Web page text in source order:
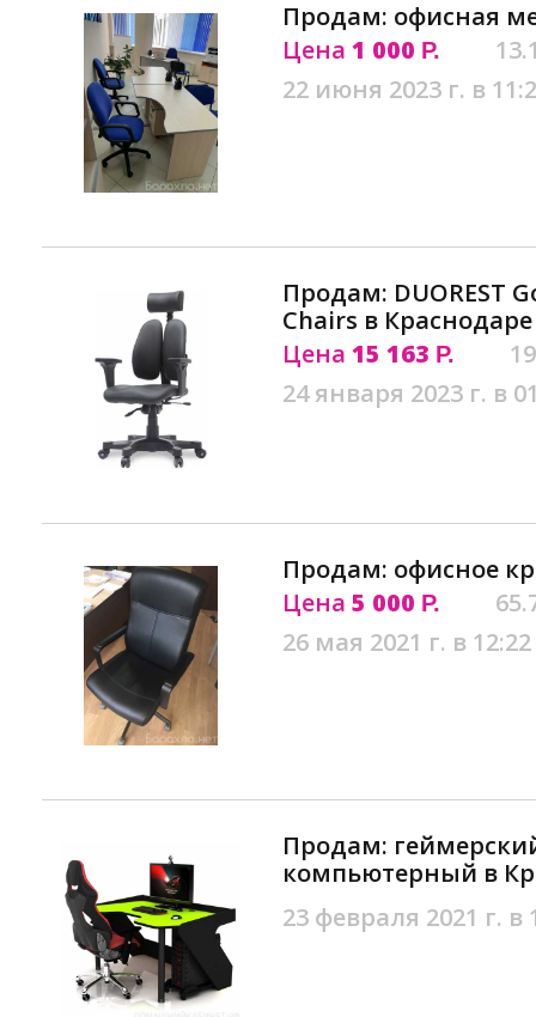
Продам: офисная
Цена 1 000 Р.
22 июня 2023 г. в
Продам: DUOREST
Chairs в Краснодаре
Цена 15 163 Р.
24 января 2023 г. в
Продам: офисное
Цена 5 000 Р.
26 мая 2021 г. в 12:22
Продам:
компьютерный в
23 февраля 2021 г. в